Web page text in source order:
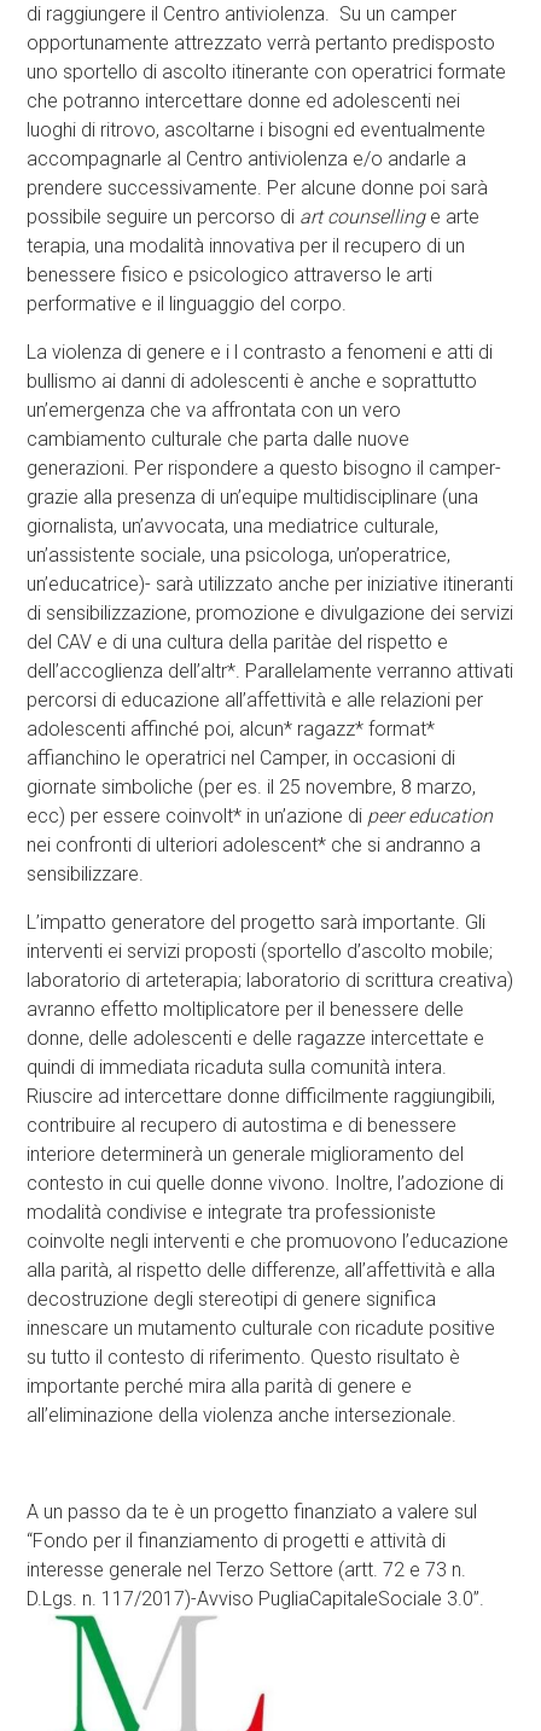
di raggiungere il Centro antiviolenza. Su un camper
opportunamente attrezzato verrà pertanto predisposto
uno sportello di ascolto itinerante con operatrici formate
che potranno intercettare donne ed adolescenti nei
luoghi di ritrovo, ascoltarne i bisogni ed eventualmente
accompagnarle al Centro antiviolenza e/o andarle a
prendere successivamente. Per alcune donne poi sarà
possibile seguire un percorso di art counsellinge arte
terapia, una modalità innovativa per il recupero di un
benessere fisico e psicologico attraverso le arti
performative e il linguaggio del corpo.
La violenza di genere e i l contrasto a fenomeni e atti di
bullismo ai danni di adolescenti è anche e soprattutto
un’emergenza che va affrontata con un vero
cambiamento culturale che parta dalle nuove
generazioni. Per rispondere a questo bisogno il camper-
grazie alla presenza di un’equipe multidisciplinare (una
giornalista, un’avvocata, una mediatrice culturale,
un’assistente sociale, una psicologa, un’operatrice,
un’educatrice)- sarà utilizzato anche per iniziative itineranti
di sensibilizzazione, promozione e divulgazione dei servizi
del CAV e di una cultura della paritàe del rispetto e
dell’accoglienza dell’altr*. Parallelamente verranno attivati
percorsi di educazione all’affettività e alle relazioni per
adolescenti affinché poi, alcun* ragazz* format*
affianchino le operatrici nel Camper, in occasioni di
giornate simboliche (per es. il 25 novembre, 8 marzo,
ecc) per essere coinvolt* in un’azione di peer education
nei confronti di ulteriori adolescent* che si andranno a
sensibilizzare.
L’impatto generatore del progetto sarà importante. Gli
interventi ei servizi proposti (sportello d’ascolto mobile;
laboratorio di arteterapia; laboratorio di scrittura creativa)
avranno effetto moltiplicatore per il benessere delle
donne, delle adolescenti e delle ragazze intercettate e
quindi di immediata ricaduta sulla comunità intera.
Riuscire ad intercettare donne difficilmente raggiungibili,
contribuire al recupero di autostima e di benessere
interiore determinerà un generale miglioramento del
contesto in cui quelle donne vivono. Inoltre, l’adozione di
modalità condivise e integrate tra professioniste
coinvolte negli interventi e che promuovono l’educazione
alla parità, al rispetto delle differenze, all’affettività e alla
decostruzione degli stereotipi di genere significa
innescare un mutamento culturale con ricadute positive
su tutto il contesto di riferimento. Questo risultato è
importante perché mira alla parità di genere e
all’eliminazione della violenza anche intersezionale.
A un passo da te è un progetto finanziato a valere sul
“Fondo per il finanziamento di progetti e attività di
interesse generale nel Terzo Settore (artt. 72 e 73 n.
D.Lgs. n. 117/2017)-Avviso PugliaCapitaleSociale 3.0”.